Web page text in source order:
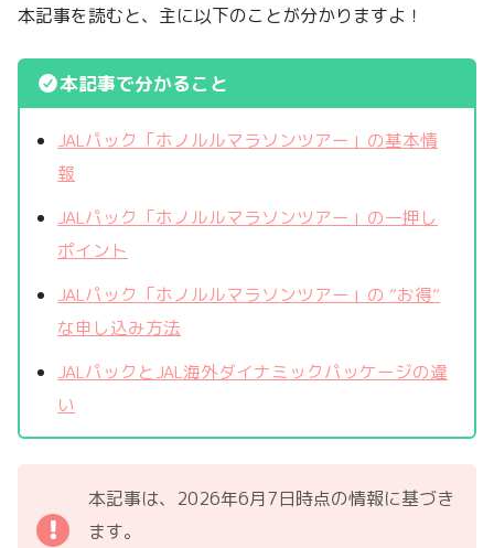
本記事を読むと、主に以下のことが分かりますよ！
本記事で分かること
JALパック「ホノルルマラソンツアー」の基本情
報
JALパック「ホノルルマラソンツアー」の一押し
ポイント
JALパック「ホノルルマラソンツアー」の ”お得”
な申し込み方法
JALパックとJAL海外ダイナミックパッケージの違
い
本記事は、2026年6月7日時点の情報に基づき
ます。